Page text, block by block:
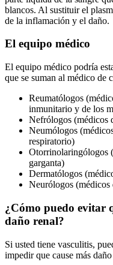
blancos. Al sustituir el
de la inflamación y el daño.
El equipo médico
El equipo médico podría
que se suman al médico de
Reumatólogos
inmunitario y de los
Nefrólogos (médicos
Neumólogos
respiratorio)
Otorrinolaringólogos
garganta)
Dermatólogos
Neurólogos (médicos
¿Cómo puedo evitar
daño renal?
Si usted tiene vasculitis,
impedir que cause más